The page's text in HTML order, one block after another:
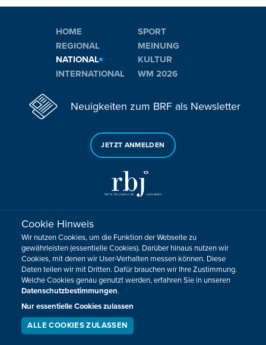
HOME
REGIONAL
NATIONAL
INTERNATIONAL
SPORT
MEINUNG
KULTUR
WM 2026
Neuigkeiten zum BRF als Newsletter
JETZT ANMELDEN
Sie haben noch Fragen oder Anmerkungen?
KONTAKTIEREN SIE UNS!
Impressum Datenschutz Kontakt
Barrierefreiheit
Cookie-Zustimmung anpassen
Design, Konzept & Programmierung:
Cookie Hinweis
Wir nutzen Cookies, um die Funktion der Webseite zu
gewährleisten (essentielle Cookies). Darüber hinaus nutzen wir
Cookies, mit denen wir User-Verhalten messen können. Diese
Daten teilen wir mit Dritten. Dafür brauchen wir Ihre Zustimmung.
Welche Cookies genau genutzt werden, erfahren Sie in unseren
Datenschutzbestimmungen.
Nur essentielle Cookies zulassen
ALLE COOKIES ZULASSEN
LIVESTREAM